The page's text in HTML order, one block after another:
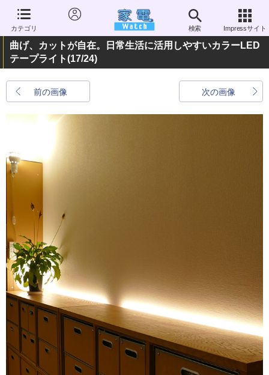
カテゴリ 検索 Impressサイト
曲げ、カットが自在。日常生活に活用しやすいカラーLED
テープライト(17/24)
前の画像 次の画像